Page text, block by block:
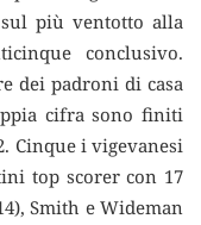
sul più ventotto alla
conclusivo.
dei padroni di casa
cifra sono finiti
Cinque i vigevanesi
top scorer con 17
Smith e Wideman